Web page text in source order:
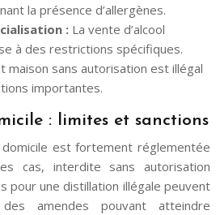
la présence d’allergènes.
: La vente d’alcool
à des restrictions spécifiques.
maison sans autorisation est illégal
importantes.
: limites et sanctions
domicile est fortement réglementée
cas, interdite sans autorisation
pour une distillation illégale peuvent
amendes pouvant atteindre